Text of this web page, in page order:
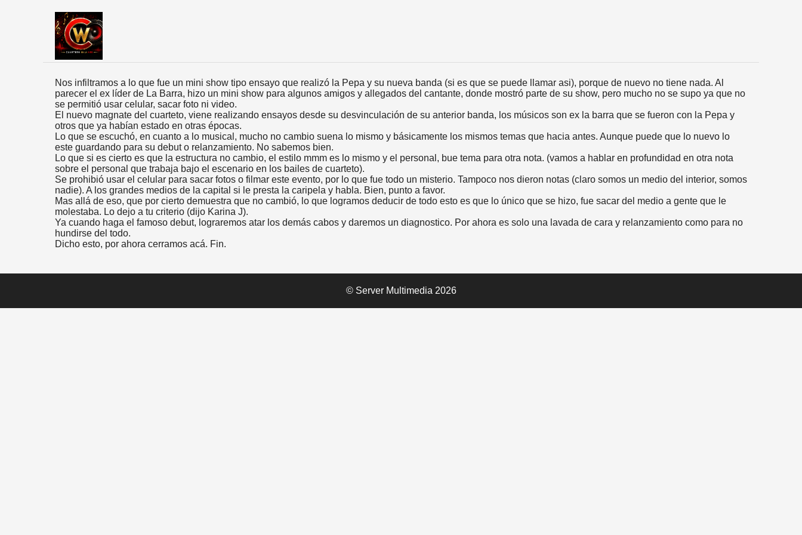
Nos infiltramos a lo que fue un mini show tipo ensayo que realizó la Pepa y su nueva banda (si es que se puede llamar asi), porque de nuevo no tiene nada. Al
parecer el ex líder de La Barra, hizo un mini show para algunos amigos y allegados del cantante, donde mostró parte de su show, pero mucho no se supo ya que no
se permitió usar celular, sacar foto ni video.
El nuevo magnate del cuarteto, viene realizando ensayos desde su desvinculación de su anterior banda, los músicos son ex la barra que se fueron con la Pepa y
otros que ya habían estado en otras épocas.
Lo que se escuchó, en cuanto a lo musical, mucho no cambio suena lo mismo y básicamente los mismos temas que hacia antes. Aunque puede que lo nuevo lo
este guardando para su debut o relanzamiento. No sabemos bien.
Lo que si es cierto es que la estructura no cambio, el estilo mmm es lo mismo y el personal, bue tema para otra nota. (vamos a hablar en profundidad en otra nota
sobre el personal que trabaja bajo el escenario en los bailes de cuarteto).
Se prohibió usar el celular para sacar fotos o filmar este evento, por lo que fue todo un misterio. Tampoco nos dieron notas (claro somos un medio del interior, somos
nadie). A los grandes medios de la capital si le presta la caripela y habla. Bien, punto a favor.
Mas allá de eso, que por cierto demuestra que no cambió, lo que logramos deducir de todo esto es que lo único que se hizo, fue sacar del medio a gente que le
molestaba. Lo dejo a tu criterio (dijo Karina J).
Ya cuando haga el famoso debut, lograremos atar los demás cabos y daremos un diagnostico. Por ahora es solo una lavada de cara y relanzamiento como para no
hundirse del todo.
Dicho esto, por ahora cerramos acá. Fin.
© Server Multimedia 2026